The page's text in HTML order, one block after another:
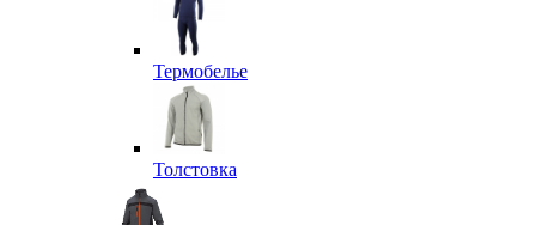
Термобелье
Толстовка